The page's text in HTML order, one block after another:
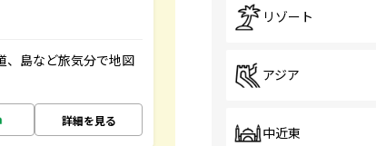
、島など旅気分で地図
詳細を見る
リゾート
アジア
中近東